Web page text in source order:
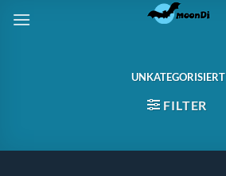
Inhalt
UNKATEGORISIERT
FILTER